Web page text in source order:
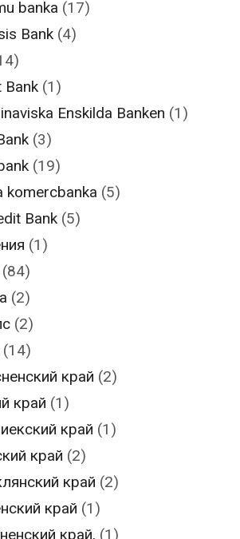
banka (17)
Bank (4)
Bank (1)
Enskilda Banken (1)
(3)
(19)
komercbanka (5)
Bank (5)
(1)
(84)
(2)
(2)
край (2)
край (1)
край (1)
край (2)
край (2)
край (1)
край, (1)